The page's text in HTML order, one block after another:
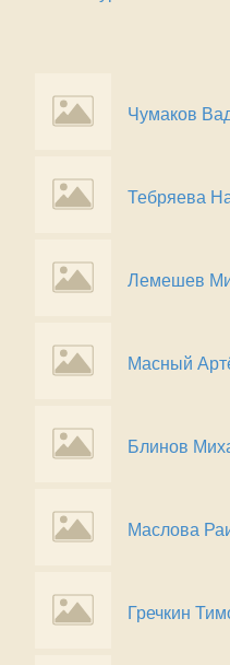
Чумаков
Тебряева
Лемешев
Масный
Блинов
Маслова
Гречкин